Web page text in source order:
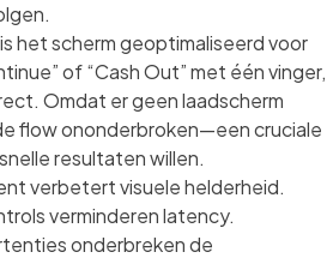
het scherm geoptimaliseerd voor
of “Cash Out” met één vinger,
Omdat er geen laadscherm
flow ononderbroken—een cruciale
resultaten willen.
verbetert visuele helderheid.
verminderen latency.
onderbreken de